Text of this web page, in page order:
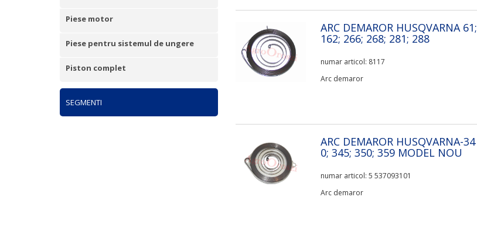
Piese motor
Piese pentru sistemul de ungere
Piston complet
SEGMENTI
ARC DEMAROR HUSQVARNA 61;
162; 266; 268; 281; 288
numar articol: 8117
Arc demaror
ARC DEMAROR HUSQVARNA-34
0; 345; 350; 359 MODEL NOU
numar articol: 5 537093101
Arc demaror